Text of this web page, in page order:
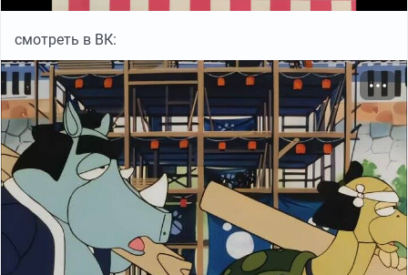
смотреть в ВК: